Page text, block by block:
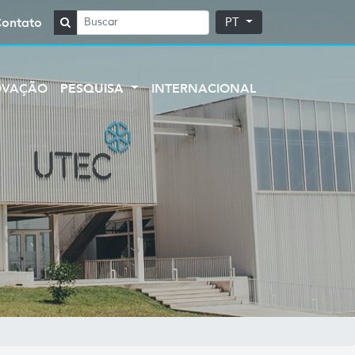
PT
PESQUISA INTERNACIONAL